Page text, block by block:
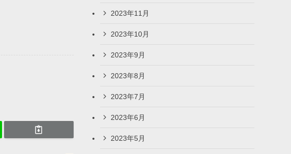
2023年11月
2023年10月
2023年9月
2023年8月
2023年7月
2023年6月
2023年5月